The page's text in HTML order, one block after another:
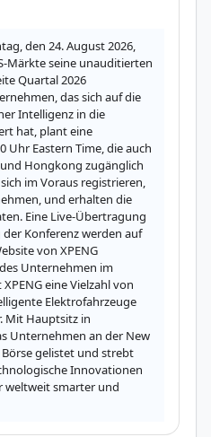
den 24. August 2026,
Märkte seine unauditierten
Quartal 2026
das sich auf die
Intelligenz in die
hat, plant eine
Uhr Eastern Time, die auch
Hongkong zugänglich
im Voraus registrieren,
und erhalten die
Eine Live-Übertragung
Konferenz werden auf
von XPENG
Unternehmen im
eine Vielzahl von
Elektrofahrzeuge
Mit Hauptsitz in
Unternehmen an der New
gelistet und strebt
Innovationen
weltweit smarter und